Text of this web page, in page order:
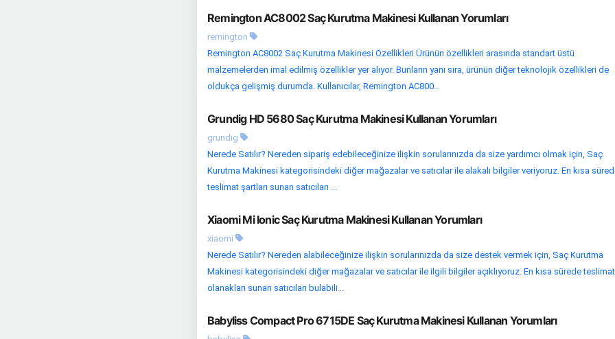
Remington AC8002 Saç Kurutma Makinesi Kullanan Yorumları
remington
Remington AC8002 Saç Kurutma Makinesi Özellikleri Ürünün özellikleri arasında standart üstü
malzemelerden imal edilmiş özellikler yer alıyor. Bunların yanı sıra, ürünün diğer teknolojik özellikleri de
oldukça gelişmiş durumda. Kullanıcılar, Remington AC800...
Grundig HD 5680 Saç Kurutma Makinesi Kullanan Yorumları
grundig
Nerede Satılır? Nereden sipariş edebileceğinize ilişkin sorularınızda da size yardımcı olmak için, Saç
Kurutma Makinesi kategorisindeki diğer mağazalar ve satıcılar ile alakalı bilgiler veriyoruz. En kısa
teslimat şartları sunan satıcıları ...
Xiaomi Mi Ionic Saç Kurutma Makinesi Kullanan Yorumları
xiaomi
Nerede Satılır? Nereden alabileceğinize ilişkin sorularınızda da size destek vermek için, Saç Kurutma
Makinesi kategorisindeki diğer mağazalar ve satıcılar ile ilgili bilgiler açıklıyoruz. En kısa sürede teslimat
olanakları sunan satıcıları bulabili...
Babyliss Compact Pro 6715DE Saç Kurutma Makinesi Kullanan Yorumları